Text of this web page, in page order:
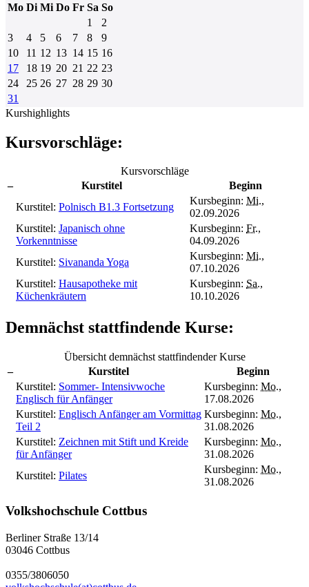
Mo Di Mi Do Fr Sa So
1
2
3
4 5 6 7 8
9
10
11 12 13 14 15 16
17
18 19 20 21 22 23
24
25 26 27 28 29 30
31
Kurshighlights
Kursvorschläge:
Kursvorschläge
–
Kurstitel
Beginn
Kurstitel: Polnisch B1.3 Fortsetzung
Kursbeginn: Mi.,
02.09.2026
Kurstitel: Japanisch ohne
Vorkenntnisse
Kursbeginn: Fr.,
04.09.2026
Kurstitel: Sivananda Yoga
Kursbeginn: Mi.,
07.10.2026
Kurstitel: Hausapotheke mit
Küchenkräutern
Kursbeginn: Sa.,
10.10.2026
Demnächst stattfindende Kurse:
Übersicht demnächst stattfindender Kurse
–
Kurstitel
Beginn
Kurstitel: Sommer- Intensivwoche
Englisch für Anfänger
Kursbeginn: Mo.,
17.08.2026
Kurstitel: Englisch Anfänger am Vormittag
Teil 2
Kursbeginn: Mo.,
31.08.2026
Kurstitel: Zeichnen mit Stift und Kreide
für Anfänger
Kursbeginn: Mo.,
31.08.2026
Kurstitel: Pilates
Kursbeginn: Mo.,
31.08.2026
Volkshochschule Cottbus
Berliner Straße 13/14
03046 Cottbus
0355/3806050